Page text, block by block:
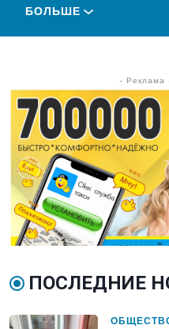
БОЛЬШЕ
- Реклама
ПОСЛЕДНИЕ